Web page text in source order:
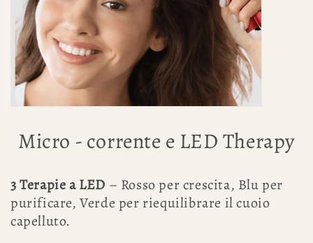
Micro - corrente e LED Therapy
3 Terapie a LED – Rosso per crescita, Blu per
purificare, Verde per riequilibrare il cuoio
capelluto.